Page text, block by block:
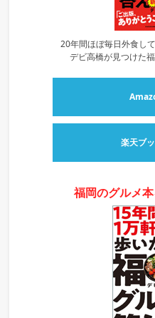
20年間ほぼ毎日外食し
デビ高橋が見つけた
楽天ブ
福岡のグルメ